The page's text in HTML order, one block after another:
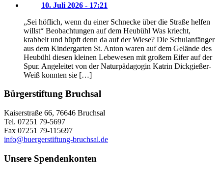
10. Juli 2026 - 17:21
„Sei höflich, wenn du einer Schnecke über die Straße helfen
willst“ Beobachtungen auf dem Heubühl Was kriecht,
krabbelt und hüpft denn da auf der Wiese? Die Schulanfänger
aus dem Kindergarten St. Anton waren auf dem Gelände des
Heubühl diesen kleinen Lebewesen mit großem Eifer auf der
Spur. Angeleitet von der Naturpädagogin Katrin Dickgießer-
Weiß konnten sie […]
Bürgerstiftung Bruchsal
Kaiserstraße 66, 76646 Bruchsal
Tel. 07251 79-5697
Fax 07251 79-115697
info@buergerstiftung-bruchsal.de
Unsere Spendenkonten